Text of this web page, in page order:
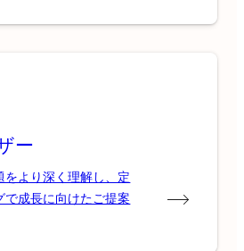
ー
をより深く理解し、定
で成長に向けたご提案